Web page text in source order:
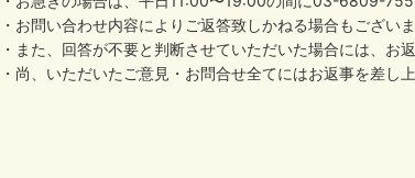
・お問い合わせ内容によりご返答致しかねる場合もございま
・また、回答が不要と判断させていただいた場合には、お
・尚、いただいたご意見・お問合せ全てにはお返事を差し